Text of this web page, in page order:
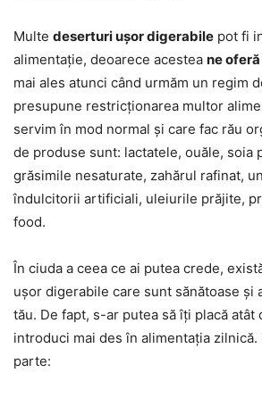
Multe deserturi ușor digerabile pot fi
alimentație, deoarece acestea ne
mai ales atunci când urmăm un regim
presupune restricționarea multor
servim în mod normal și care fac rău
de produse sunt: lactatele, ouăle, soia
grăsimile nesaturate, zahărul rafinat,
îndulcitorii artificiali, uleiurile prăjite,
food.
În ciuda a ceea ce ai putea crede,
ușor digerabile care sunt sănătoase și
tău. De fapt, s-ar putea să îți placă atât
introduci mai des în alimentația
parte: